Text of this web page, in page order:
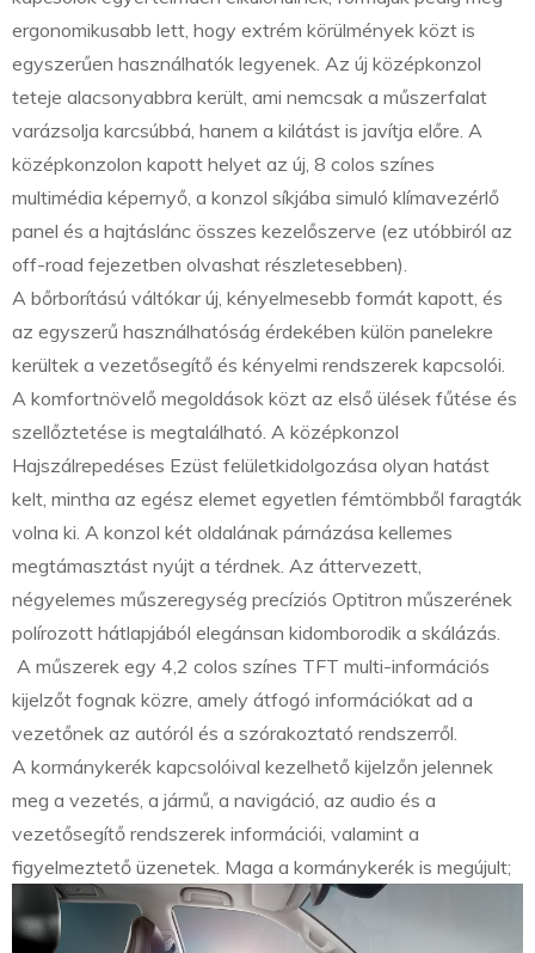
ergonomikusabb lett, hogy extrém körülmények közt is
egyszerűen használhatók legyenek. Az új középkonzol
teteje alacsonyabbra került, ami nemcsak a műszerfalat
varázsolja karcsúbbá, hanem a kilátást is javítja előre. A
középkonzolon kapott helyet az új, 8 colos színes
multimédia képernyő, a konzol síkjába simuló klímavezérlő
panel és a hajtáslánc összes kezelőszerve (ez utóbbiról az
off-road fejezetben olvashat részletesebben).
A bőrborítású váltókar új, kényelmesebb formát kapott, és
az egyszerű használhatóság érdekében külön panelekre
kerültek a vezetősegítő és kényelmi rendszerek kapcsolói.
A komfortnövelő megoldások közt az első ülések fűtése és
szellőztetése is megtalálható. A középkonzol
Hajszálrepedéses Ezüst felületkidolgozása olyan hatást
kelt, mintha az egész elemet egyetlen fémtömbből faragták
volna ki. A konzol két oldalának párnázása kellemes
megtámasztást nyújt a térdnek. Az áttervezett,
négyelemes műszeregység precíziós Optitron műszerének
polírozott hátlapjából elegánsan kidomborodik a skálázás.
A műszerek egy 4,2 colos színes TFT multi-információs
kijelzőt fognak közre, amely átfogó információkat ad a
vezetőnek az autóról és a szórakoztató rendszerről.
A kormánykerék kapcsolóival kezelhető kijelzőn jelennek
meg a vezetés, a jármű, a navigáció, az audio és a
vezetősegítő rendszerek információi, valamint a
figyelmeztető üzenetek. Maga a kormánykerék is megújult;